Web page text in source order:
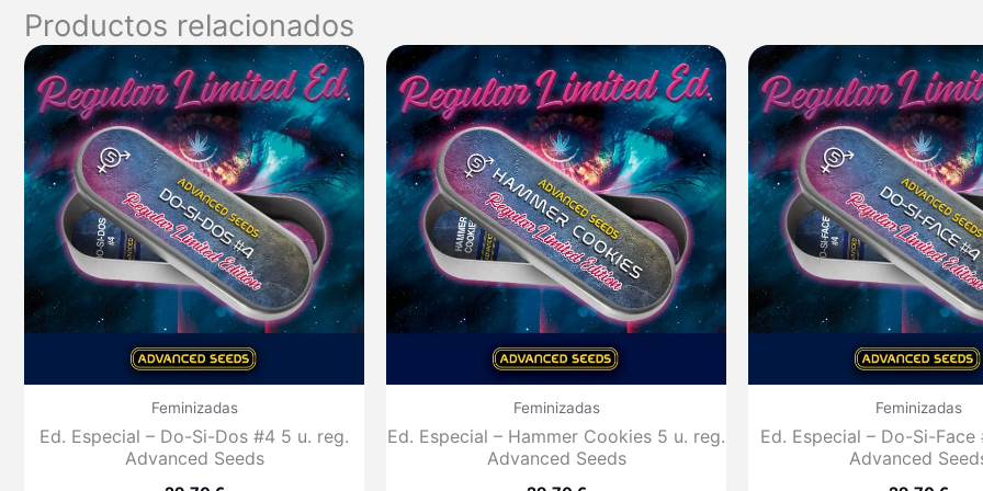
Productos relacionados
Feminizadas
Ed. Especial – Do-Si-Dos #4 5 u. reg.
Advanced Seeds
Feminizadas
Ed. Especial – Hammer Cookies 5 u. reg.
Advanced Seeds
Feminizadas
Ed. Especial – Do-Si-Face
Advanced